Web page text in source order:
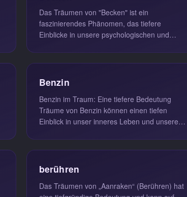
Das Träumen von "Becken" ist ein
faszinierendes Phänomen, das tiefere
Einblicke in unsere psychologischen und
Benzin
Benzin im Traum: Eine tiefere Bedeutung
Träume von Benzin können einen tiefen
Einblick in unser inneres Leben und unsere
berühren
Das Träumen von „Aanraken“ (Berühren) hat